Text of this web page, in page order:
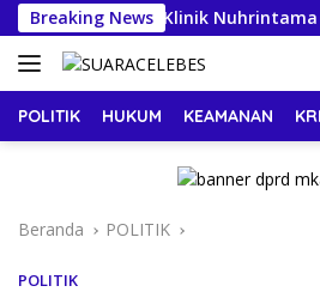
Langsung
ke
konten
Breaking NewsKlinik Nuhrintama
POLITIK HUKUM KEAMANAN
Beranda POLITIK
POLITIK